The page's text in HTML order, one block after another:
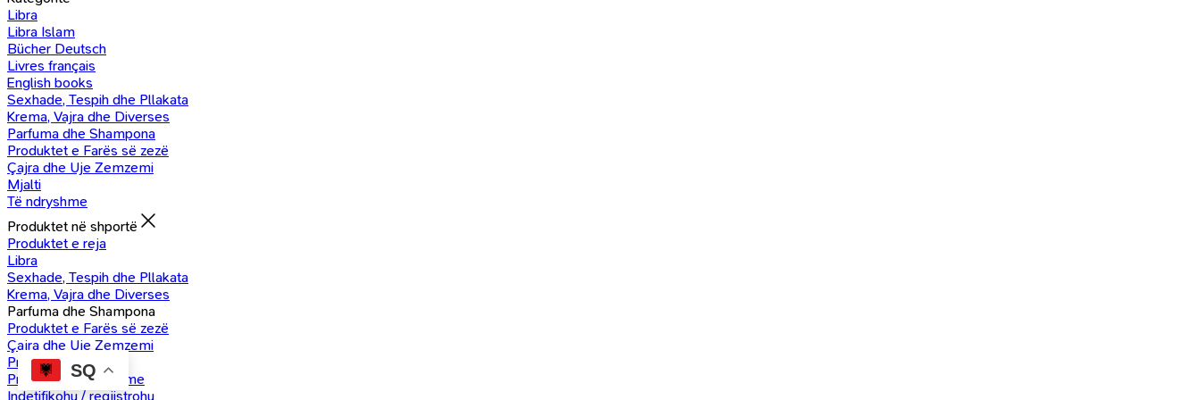
SQ
Libra
Libra Islam
Bücher Deutsch
Livres français
English books
Sexhade, Tespih dhe Pllakata
Krema, Vajra dhe Diverses
Parfuma dhe Shampona
Produktet e Farës së zezë
Çajra dhe Uje Zemzemi
Mjalti
Të ndryshme
Produktet në shportë
Produktet e reja
Libra
Sexhade, Tespih dhe Pllakata
Krema, Vajra dhe Diverses
Parfuma dhe Shampona
Produktet e Farës së zezë
Çajra dhe Uje Zemzemi
Produkte Mjalti
Produkte të ndryshme
Indetifikohu / regjistrohu